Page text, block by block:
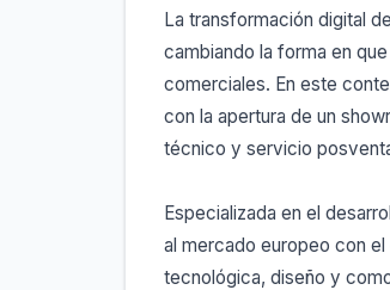
La transformación digital
cambiando la forma en
comerciales. En este
con la apertura de un
técnico y servicio
Especializada en el
al mercado europeo con
tecnológica, diseño y